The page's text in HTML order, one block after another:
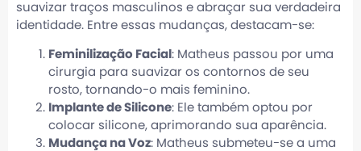
suavizar traços masculinos e abraçar sua verdadeira
identidade. Entre essas mudanças, destacam-se:
Feminilização Facial : Matheus passou por uma
cirurgia para suavizar os contornos de seu
rosto, tornando-o mais feminino.
Implante de Silicone: Ele também optou por
colocar silicone, aprimorando sua aparência.
Mudança na Voz: Matheus submeteu-se a uma